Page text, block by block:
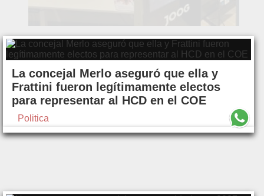
La concejal Merlo aseguró que ella y
Frattini fueron legítimamente electos
para representar al HCD en el COE
Politica